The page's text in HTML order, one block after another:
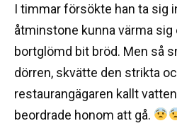
I timmar försökte han ta sig
åtminstone kunna värma sig
bortglömd bit bröd. Men så
dörren, skvätte den strikta
restaurangägaren kallt
beordrade honom att gå.